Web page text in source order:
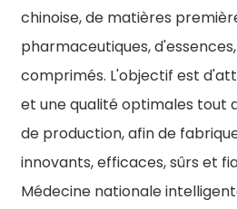
chinoise, de matières
pharmaceutiques,
comprimés. L'objectif est
et une qualité optimales tout
de production, afin de
innovants, efficaces, sûrs et
Médecine nationale